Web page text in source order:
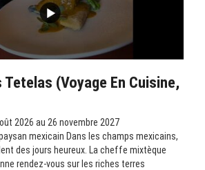
Tetelas (Voyage En Cuisine,
2026 au 26 novembre 2027
mexicain Dans les champs mexicains,
des jours heureux. La cheffe mixtèque
rendez-vous sur les riches terres